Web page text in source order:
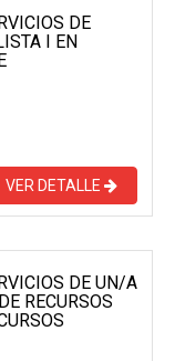
DE
I EN
VER DETALLE
DE UN/A
RECURSOS